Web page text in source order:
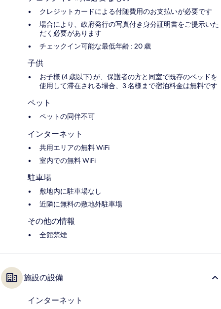
クレジットカードによる付随費用のお支払いが必要です
場合により、政府発行の写真付き身分証明書をご提示いた
だく必要があります
チェックイン可能な最低年齢 : 20 歳
子供
お子様 (4 歳以下) が、保護者の方と同室で既存のベッドを
使用して滞在される場合、3 名様まで宿泊料金は無料です
ペット
ペットの同伴不可
インターネット
共用エリアの無料 WiFi
室内での無料 WiFi
駐車場
敷地内に駐車場なし
近隣に無料の敷地外駐車場
その他の情報
全館禁煙
施設の設備
インターネット